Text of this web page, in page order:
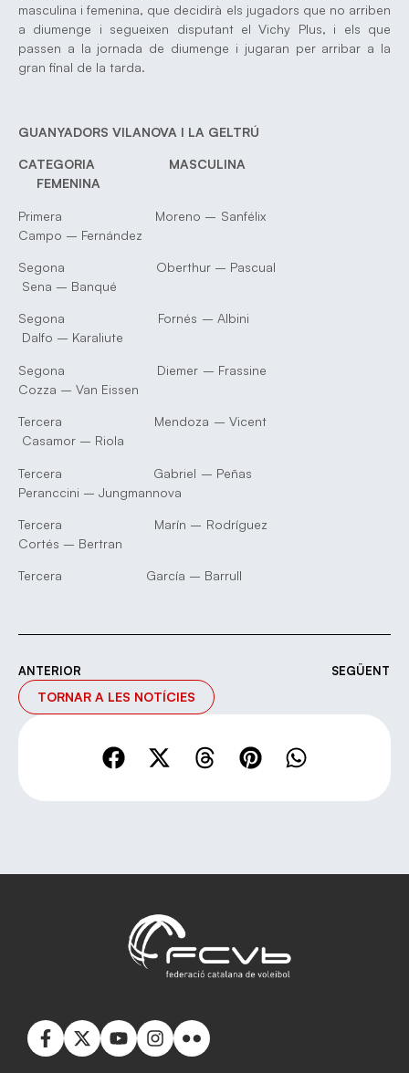
masculina i femenina, que decidirà els jugadors que no arriben
a diumenge i segueixen disputant el Vichy Plus, i els que
passen a la jornada de diumenge i jugaran per arribar a la
gran final de la tarda.
GUANYADORS VILANOVA I LA GELTRÚ
CATEGORIA MASCULINA
FEMENINA
Primera Moreno – Sanfélix
Campo – Fernández
Segona Oberthur – Pascual
Sena – Banqué
Segona Fornés – Albini
Dalfo – Karaliute
Segona Diemer – Frassine
Cozza – Van Eissen
Tercera Mendoza – Vicent
Casamor – Riola
Tercera Gabriel – Peñas
Peranccini – Jungmannova
Tercera Marín – Rodríguez
Cortés – Bertran
Tercera García – Barrull
ANTERIOR SEGÜENT
TORNAR A LES NOTÍCIES